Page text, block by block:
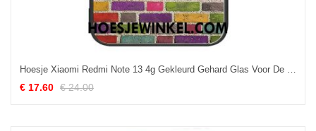
Hoesje Xiaomi Redmi Note 13 4g Gekleurd Gehard Glas Voor De Muur Bescherming Hoesje
€ 17.60 € 24.00